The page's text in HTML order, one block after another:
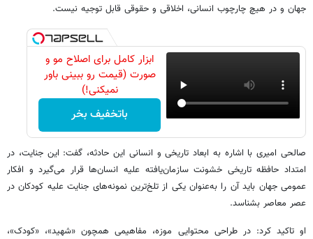
جهان و در هیچ چارچوب انسانی، اخلاقی و حقوقی قابل توجیه نیست.
ابزار کامل برای اصلاح مو و
صورت (قیمت رو ببینی باور
نمیکنی!)
باتخفیف بخر
صالحی‌ امیری با اشاره به ابعاد تاریخی و انسانی این حادثه، گفت: این جنایت، در
امتداد حافظه تاریخی خشونت سازمان‌یافته علیه انسان‌ها قرار می‌گیرد و افکار
عمومی جهان باید آن را به‌عنوان یکی از تلخ‌ترین نمونه‌های جنایت علیه کودکان در
عصر معاصر بشناسد.
او تاکید کرد: در طراحی محتوایی موزه، مفاهیمی همچون «شهید»، «کودک»،